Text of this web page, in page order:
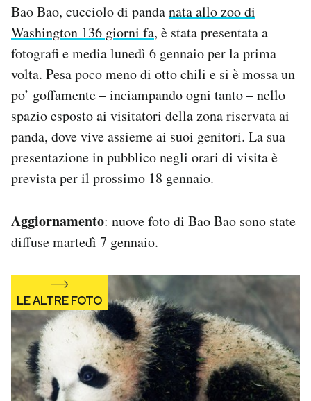
CALENDARIO
AREA PERSONALE
Area Personale
Notifiche mobile
Regala il Post
Hai bisogno di aiuto?
Bao Bao, cucciolo di pandanata allo zoo di
Washington 136 giorni fa, è stata presentata a
fotografi e media lunedì 6 gennaio per la prima
volta. Pesa poco meno di otto chili e si è mossa un
po’ goffamente – inciampando ogni tanto – nello
spazio esposto ai visitatori della zona riservata ai
panda, dove vive assieme ai suoi genitori. La sua
presentazione in pubblico negli orari di visita è
prevista per il prossimo 18 gennaio.
Aggiornamento: nuove foto di Bao Bao sono state
diffuse martedì 7 gennaio.